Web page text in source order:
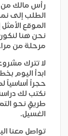
رأس مالك من
الطلب إلى
الموقع
نحن هنا
مرحلة من
لا تترك
ابدأ اليوم
حجراً أساسياً
نكتب لك
طريقٍ نحو
الغسيل.
تواصل معنا